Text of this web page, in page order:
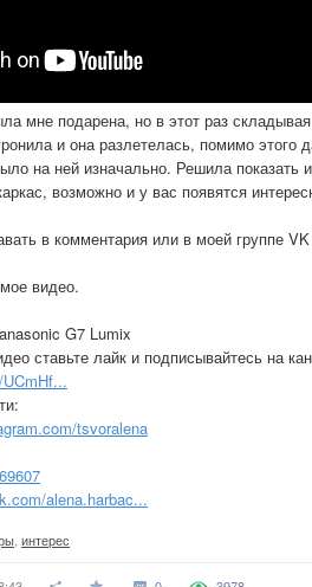
мне подарена, но в этот раз
и она разлетелась, помимо этого
на ней изначально. Решила показать
возможно и у вас появятся
в комментария или в моей группе
видео.
G7 Lumix
ставьте лайк и подписывайтесь на
tsvoralena
alena.harbac...
интерес